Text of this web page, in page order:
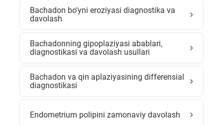
Bachadon bo'yni eroziyasi diagnostika va
davolash
Bachadonning gipoplaziyasi abablari,
diagnostikasi va davolash usullari
Bachadon va qin aplaziyasining differensial
diagnostikasi
Endometrium polipini zamonaviy davolash